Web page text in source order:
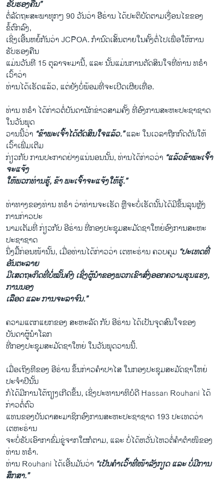
ຮັບຮອງຄືນ”
ຕໍ່ລັດຖະສະພາທຸກໆ 90 ວັນວ່າ ອີີຣ່ານ ໄດ້ປະຕິບັດຕາມເງື່ອນໄຂຂອງ
ຂໍ້ຕົກລົງ,
ເຊິ່ງເອີ້ນຫຍໍ້ກັນວ່າ JCPOA. ກຳນົດເສັ້ນຕາຍໃນຄັ້ງຕໍ່ໄປເພື່ອໃຫ້ການ
ຮັບຮອງຄືນ
ແມ່ນວັນທີ 15 ຕຸລາຈະມານີ້, ແລະ ນັ້ນແມ່ນການຕັດສິນໃຈທີ່ທ່ານ ທຣຳ
ເວົ້າວ່າ
ທ່ານໄດ້ເຮັດແລ້ວ, ແຕ່ຍັງບໍ່ພ້ອມທີ່ຈະເປີດເຜີຍເທື່ອ.
ທ່ານ ທຣຳ ໄດ້ກ່າວຕໍ່ບັນດານັກຂ່າວສາມຄັ້ງ ທີ່ອົງການສະຫະປະຊາຊາດ
ໃນວັນພຸດ
ວານນີ້ວ່າ “ຂ້າພະເຈົ້າໄດ້ຕັດສິນໃຈແລ້ວ.”ແລະ ໃນເວລາຖືກກົດດັນໃຫ້
ເວົ້າເພີ່ມເຕີມ
ກ່ຽວກັບ ການປະກາດຢ່າງແນ່ນອນນັ້ນ, ທ່ານໄດ້ກ່າວວ່າ “ແລ້ວຂ້າພະເຈົ້າ
ຈະແຈ້ງ
ໃຫ້ພວກທ່ານຮູ້, ຂ້າ ພະເຈົ້າຈະແຈ້ງໃຫ້ຮູ້.”
ທ່າທາງຂອງທ່ານ ທຣຳ ວ່າທ່ານຈະເຮັດ ຫຼືຈະບໍ່ເຮັດນັ້ນໄດ້ມີຂຶ້ນລຸນຫຼັງ
ການກ່າວປະ
ນາມເຕັມທີ່ ກ່ຽວກັບ ອີຣ່ານ ທີ່ກອງປະຊຸມສະມັດຊາໃຫຍ່ອົງການສະຫະ
ປະຊາຊາດ
ນຶ່ງມື້ກ່ອນໜ້ານັ້ນ, ເມື່ອທ່ານໄດ້ກ່າວວ່າ ເຕຫະຣ່ານ ຄວບຄຸມ “ປະເທດທີ່
ອັນຕະລາຍ
ມີເສດຖະກິດທີ່ບໍ່ໝັ້ນຄົງ ເຊິ່ງຜູ້ນຳຂອງພວກເຂົາສົ່ງອອກຄວາມຮຸນແຮງ,
ການນອງ
ເລືອດ ແລະ ການຈະລາຈົນ.”
ຄວາມແຕກແຍກຂອງ ສະຫະລັດ ກັບ ອີຣ່ານ ໄດ້ເປັນຈຸດສົນໃຈຂອງ
ບັນດາຜູ້ນຳໂລກ
ທີ່ກອງປະຊຸມສະມັດຊາໃຫຍ່ ໃນວັນພຸດວານນີ້.
ເມື່ອເຖິງທີຂອງ ອີຣ່ານ ຂຶ້ນກ່າວຄຳປາໄສ ໃນກອງປະຊຸມສະມັດຊາໃຫຍ່
ປະຈຳປີນັ້ນ
ກໍໄດ້ມີການໂຕ້ຖຽງເກີດຂຶ້ນ, ເຊິ່ງປະທານາທິບໍດີ Hassan Rouhani ໄດ້
ກ່າວຕໍ່ຕົວ
ແທນຂອງບັນດາສະມາຊິກອົງການສະຫະປະຊາຊາດ 193 ປະເທດວ່າ
ເຕຫະຣ່ານ
ຈະບໍ່ຮັບເອົາກາຂົ່ມຂູ່ຈາກໃຜກໍຕາມ, ແລະ ບໍ່ໄດ້ຫວັ່ນໄຫວຕໍ່ຄຳຕຳໜິຂອງ
ທ່ານ ທຣຳ.
ທ່ານ Rouhani ໄດ້ເອີ້ນມັນວ່າ “ເປັນຄຳເວົ້າທີ່ໜ້າລັງກຽດ ແລະ ບໍ່ມີການ
ສຶກສາ.”